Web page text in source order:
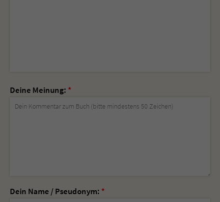
Deine Meinung: *
Dein Name / Pseudonym: *